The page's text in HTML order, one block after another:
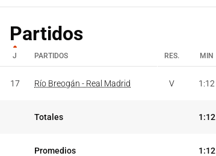
Partidos
J PARTIDOS RES. MIN
17 Río Breogán - Real Madrid V 1:12
Totales 1:12
Promedios 1:12